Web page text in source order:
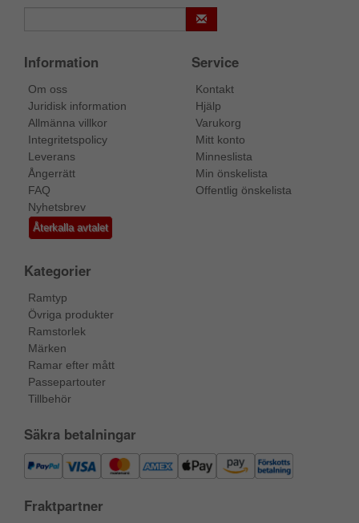
Information
Om oss
Juridisk information
Allmänna villkor
Integritetspolicy
Leverans
Ångerrätt
FAQ
Nyhetsbrev
Återkalla avtalet
Service
Kontakt
Hjälp
Varukorg
Mitt konto
Minneslista
Min önskelista
Offentlig önskelista
Kategorier
Ramtyp
Övriga produkter
Ramstorlek
Märken
Ramar efter mått
Passepartouter
Tillbehör
Säkra betalningar
Fraktpartner